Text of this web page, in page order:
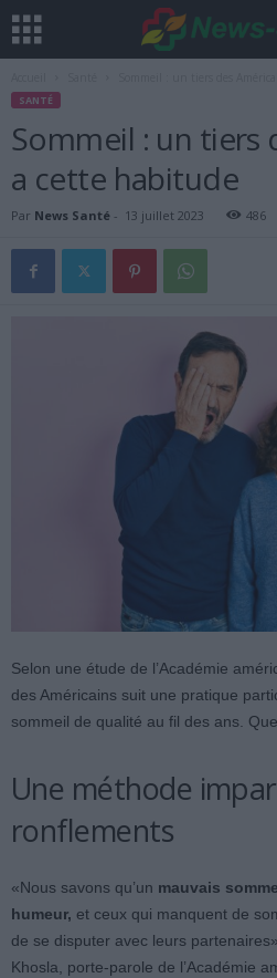
SANTÉ
Sommeil : un tiers
a cette habitude
Par News Santé - 13 juillet 2023 486
Selon une étude de l’Académie
des Américains suit une pratique
sommeil de qualité au fil des ans.
Une méthode
ronflements
«Nous savons qu’un mauvais
humeur, et ceux qui manquent de
de se disputer avec leurs
Khosla, porte-parole de l’Académie